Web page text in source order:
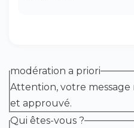
modération a priori
Attention, votre message
et approuvé.
Qui êtes-vous ?